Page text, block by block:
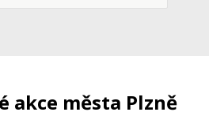
akce města Plzně